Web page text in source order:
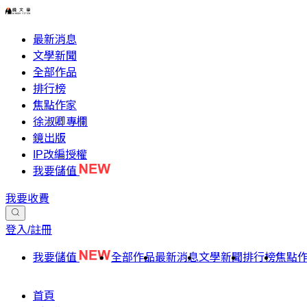
最新消息
文學新聞
全部作品
排行榜
焦點作家
徐淑卿專欄
鏡出版
IP改編授權
我要儲值
我要收費
登入/註冊
我要儲值 全部作品最新消息文學新聞排行榜焦點
首頁